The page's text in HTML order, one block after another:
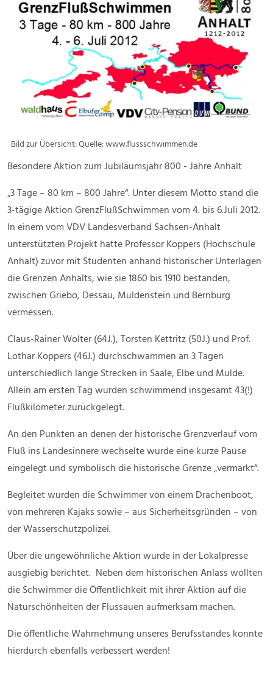
Bild zur Übersicht: Quelle: www.flussschwimmen.de
Besondere Aktion zum Jubiläumsjahr 800 - Jahre Anhalt
„3 Tage – 80 km – 800 Jahre“. Unter diesem Motto stand die
3-tägige Aktion GrenzFlußSchwimmen vom 4. bis 6.Juli 2012.
In einem vom VDV Landesverband Sachsen-Anhalt
unterstützten Projekt hatte Professor Koppers (Hochschule
Anhalt) zuvor mit Studenten anhand historischer Unterlagen
die Grenzen Anhalts, wie sie 1860 bis 1910 bestanden,
zwischen Griebo, Dessau, Muldenstein und Bernburg
vermessen.
Claus-Rainer Wolter (64J.), Torsten Kettritz (50J.) und Prof.
Lothar Koppers (46J.) durchschwammen an 3 Tagen
unterschiedlich lange Strecken in Saale, Elbe und Mulde.
Allein am ersten Tag wurden schwimmend insgesamt 43(!)
Flußkilometer zurückgelegt.
An den Punkten an denen der historische Grenzverlauf vom
Fluß ins Landesinnere wechselte wurde eine kurze Pause
eingelegt und symbolisch die historische Grenze „vermarkt“.
Begleitet wurden die Schwimmer von einem Drachenboot,
von mehreren Kajaks sowie – aus Sicherheitsgründen – von
der Wasserschutzpolizei.
Über die ungewöhnliche Aktion wurde in der Lokalpresse
ausgiebig berichtet. Neben dem historischen Anlass wollten
die Schwimmer die Öffentlichkeit mit ihrer Aktion auf die
Naturschönheiten der Flussauen aufmerksam machen.
Die öffentliche Wahrnehmung unseres Berufsstandes konnte
hierdurch ebenfalls verbessert werden!